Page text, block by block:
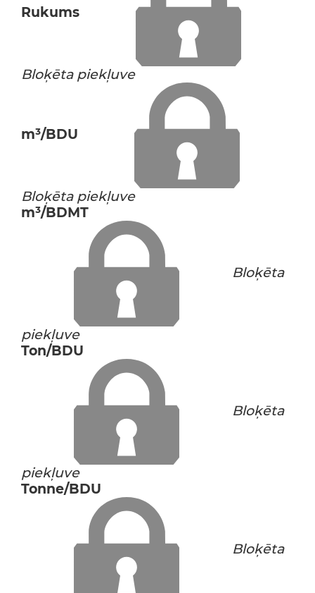
Rukums
Bloķēta piekļuve
m³/BDU
Bloķēta piekļuve
m³/BDMT
Bloķēta
piekļuve
Ton/BDU
Bloķēta
piekļuve
Tonne/BDU
Bloķēta